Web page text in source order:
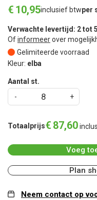
€ 10,95inclusief btwper
Verwachte levertijd: 2 tot
Ofinformeerover
Gelimiteerde voorraad
Kleur: elba
Aantal st.
Totaalprijs€ 87,60
Voeg
Plan
Neem contact op